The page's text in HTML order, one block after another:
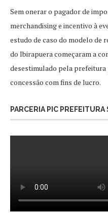
Sem onerar o pagador de
merchandising e incentivo à
estudo de caso do modelo de
do Ibirapuera começaram a
desestimulado pela prefeitura
concessão com fins de lucro.
PARCERIA PIC PREFEITURA